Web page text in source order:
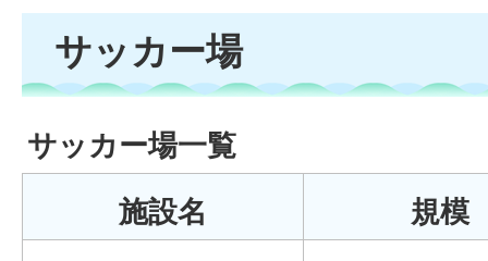
サッカー場
サッカー場一覧
施設名
規模